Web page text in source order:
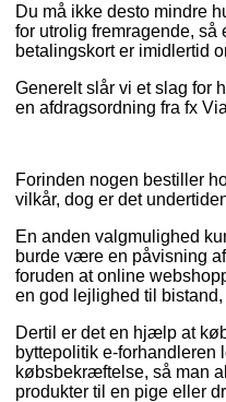
Du må ikke desto mindre
for utrolig fremragende,
betalingskort er imidlertid
Generelt slår vi et slag for
en afdragsordning fra fx
Forinden nogen bestiller
vilkår, dog er det
En anden valgmulighed
burde være en påvisning
foruden at online
en god lejlighed til
Dertil er det en hjælp at
byttepolitik e-forhandleren
købsbekræftelse, så man
produkter til en pige eller